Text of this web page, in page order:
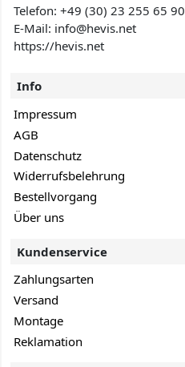
Telefon:+49 (30) 23 255 65 90
E-Mail: info@hevis.net
https://hevis.net
Info
Impressum
AGB
Datenschutz
Widerrufsbelehrung
Bestellvorgang
Über uns
Kundenservice
Zahlungsarten
Versand
Montage
Reklamation